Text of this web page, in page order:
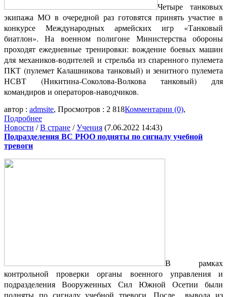
Четыре танковых
экипажа МО в очередной раз готовятся принять участие в
конкурсе Международных армейских игр «Танковый
биатлон». На военном полигоне Министерства обороны
проходят ежедневные тренировки: вождение боевых машин
для механиков-водителей и стрельба из спаренного пулемета
ПКТ (пулемет Калашникова танковый) и зенитного пулемета
НСВТ (Никитина-Соколова-Волкова танковый) для
командиров и операторов-наводчиков.
автор : admsite, Просмотров : 2 818Комментарии (0),
Подробнее
Новости /В стране /Учения (7.06.2022 14:43)
Подразделения ВС РЮО подняты по сигналу учебной
тревоги
В рамках
контрольной проверки органы военного управления и
подразделения Вооруженных Сил Южной Осетии были
подняты по сигналу учебной тревоги. После вывода из